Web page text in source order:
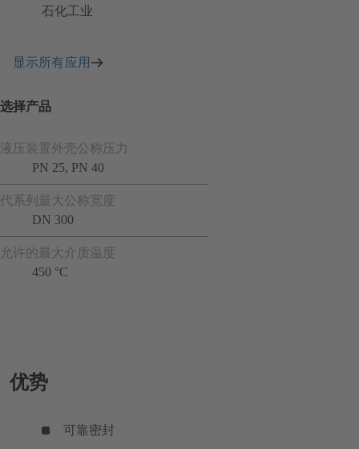
石化工业
显示所有应用
选择产品
液压装置外壳公称压力
PN 25, PN 40
代系列最大公称宽度
DN 300
允许的最大介质温度
450 °C
优势
可靠密封